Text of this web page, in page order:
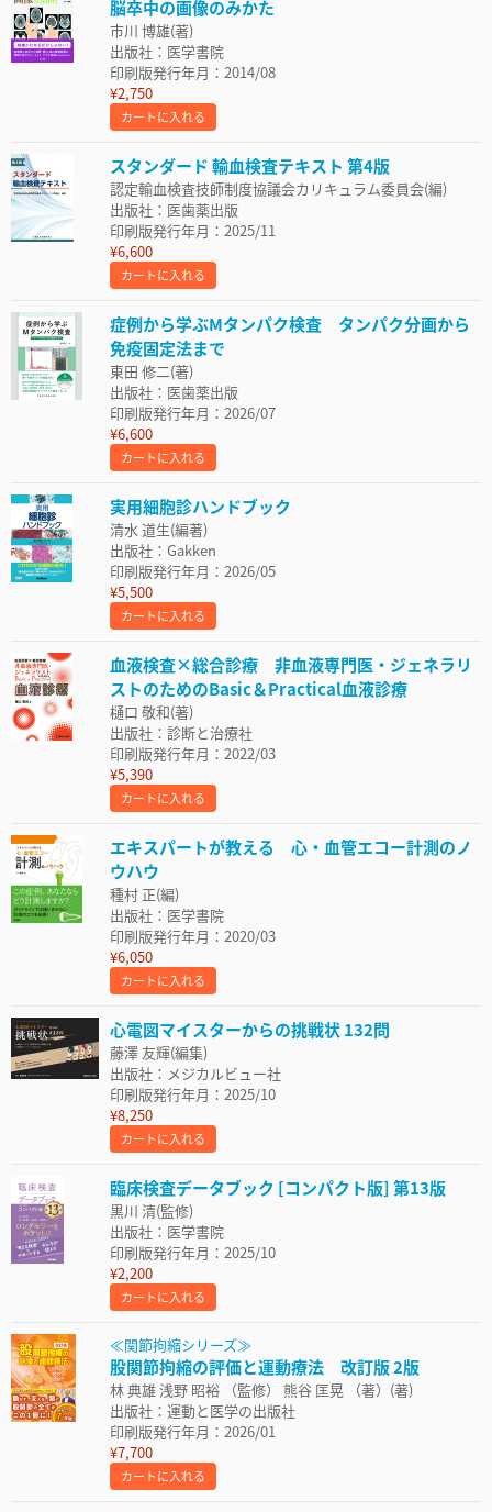
脳卒中の画像のみかた
市川 博雄(著)
出版社：医学書院
印刷版発行年月：2014/08
¥2,750
カートに入れる
スタンダード 輸血検査テキスト 第4版
認定輸血検査技師制度協議会カリキュラム委員会(編)
出版社：医歯薬出版
印刷版発行年月：2025/11
¥6,600
カートに入れる
症例から学ぶMタンパク検査 タンパク分画から
免疫固定法まで
東田 修二(著)
出版社：医歯薬出版
印刷版発行年月：2026/07
¥6,600
カートに入れる
実用細胞診ハンドブック
清水 道生(編著)
出版社：Gakken
印刷版発行年月：2026/05
¥5,500
カートに入れる
血液検査×総合診療 非血液専門医・ジェネラリ
ストのためのBasic＆Practical血液診療
樋口 敬和(著)
出版社：診断と治療社
印刷版発行年月：2022/03
¥5,390
カートに入れる
エキスパートが教える 心・血管エコー計測のノ
ウハウ
種村 正(編)
出版社：医学書院
印刷版発行年月：2020/03
¥6,050
カートに入れる
心電図マイスターからの挑戦状 132問
藤澤 友輝(編集)
出版社：メジカルビュー社
印刷版発行年月：2025/10
¥8,250
カートに入れる
臨床検査データブック [コンパクト版] 第13版
黒川 清(監修)
出版社：医学書院
印刷版発行年月：2025/10
¥2,200
カートに入れる
≪関節拘縮シリーズ≫
股関節拘縮の評価と運動療法 改訂版 2版
林 典雄 浅野 昭裕 （監修） 熊谷 匡晃 （著）(著)
出版社：運動と医学の出版社
印刷版発行年月：2026/01
¥7,700
カートに入れる